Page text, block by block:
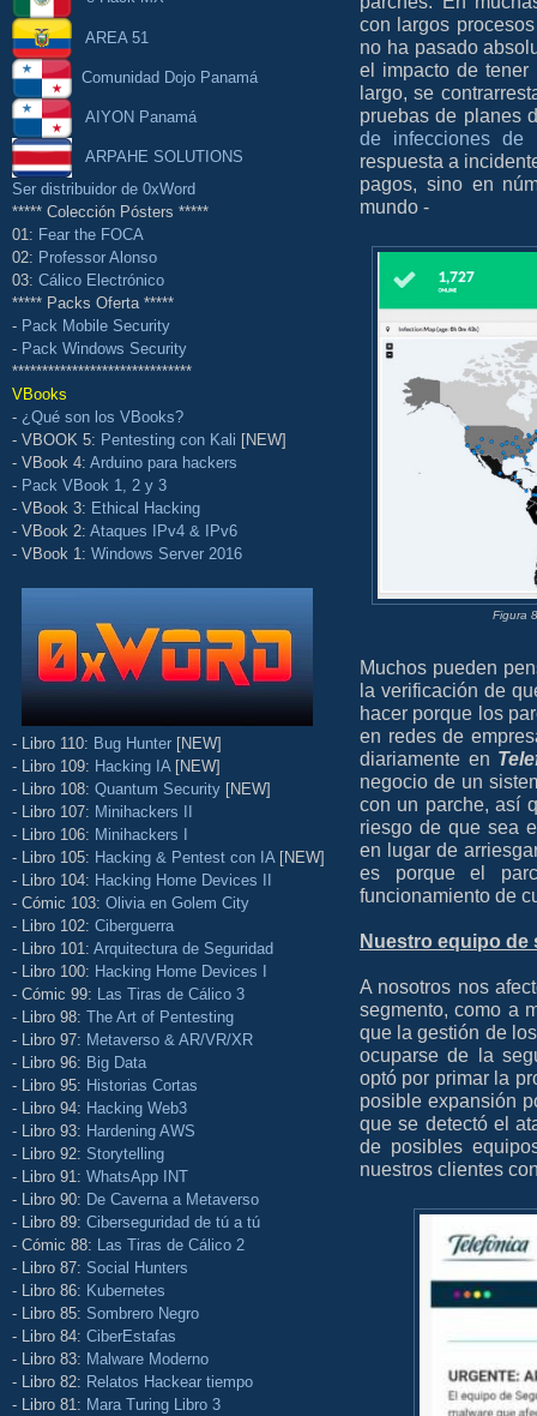
AREA 51
Comunidad Dojo Panamá
AIYON Panamá
ARPAHE SOLUTIONS
Ser distribuidor de 0xWord
***** Colección Pósters *****
01: Fear the FOCA
02: Professor Alonso
03: Cálico Electrónico
***** Packs Oferta *****
- Pack Mobile Security
- Pack Windows Security
******************************
VBooks
- ¿Qué son los VBooks?
- VBOOK 5: Pentesting con Kali [NEW]
- VBook 4: Arduino para hackers
- Pack VBook 1, 2 y 3
- VBook 3: Ethical Hacking
- VBook 2: Ataques IPv4 & IPv6
- VBook 1: Windows Server 2016
- Libro 110: Bug Hunter [NEW]
- Libro 109: Hacking IA [NEW]
- Libro 108: Quantum Security [NEW]
- Libro 107: Minihackers II
- Libro 106: Minihackers I
- Libro 105: Hacking & Pentest con IA [NEW]
- Libro 104: Hacking Home Devices II
- Cómic 103: Olivia en Golem City
- Libro 102: Ciberguerra
- Libro 101: Arquitectura de Seguridad
- Libro 100: Hacking Home Devices I
- Cómic 99: Las Tiras de Cálico 3
- Libro 98: The Art of Pentesting
- Libro 97: Metaverso & AR/VR/XR
- Libro 96: Big Data
- Libro 95: Historias Cortas
- Libro 94: Hacking Web3
- Libro 93: Hardening AWS
- Libro 92: Storytelling
- Libro 91: WhatsApp INT
- Libro 90: De Caverna a Metaverso
- Libro 89: Ciberseguridad de tú a tú
- Cómic 88: Las Tiras de Cálico 2
- Libro 87: Social Hunters
- Libro 86: Kubernetes
- Libro 85: Sombrero Negro
- Libro 84: CiberEstafas
- Libro 83: Malware Moderno
- Libro 82: Relatos Hackear tiempo
- Libro 81: Mara Turing Libro 3
con largos
no ha pasado
el impacto de
largo, se
pruebas de planes
de infecciones de
respuesta a
pagos, sino en
mundo -
Figura
Muchos pueden
la verificación de
hacer porque los
en redes de
diariamente en
negocio de un
con un parche, así
riesgo de que sea
en lugar de
es porque el
funcionamiento de
Nuestro equipo
A nosotros nos
segmento, como a
que la gestión de
ocuparse de la
optó por primar la
posible expansión
que se detectó el
de posibles
nuestros clientes